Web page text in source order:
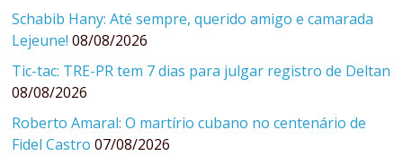
Schabib Hany: Até sempre, querido amigo e camarada
Lejeune! 08/08/2026
Tic-tac: TRE-PR tem 7 dias para julgar registro de Deltan
08/08/2026
Roberto Amaral: O martírio cubano no centenário de
Fidel Castro 07/08/2026